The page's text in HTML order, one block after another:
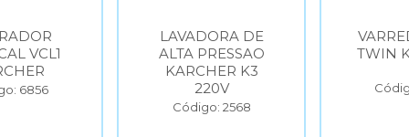
DE
K3
VARREDEIRA S6
TWIN KARCHER
Código: 6854
TWIN